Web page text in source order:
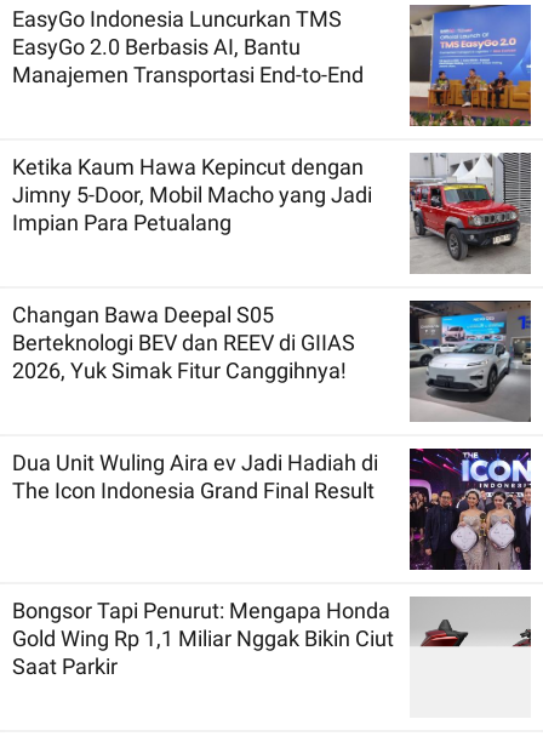
EasyGo Indonesia Luncurkan TMS
EasyGo 2.0 Berbasis AI, Bantu
Manajemen Transportasi End-to-End
Ketika Kaum Hawa Kepincut dengan
Jimny 5-Door, Mobil Macho yang Jadi
Impian Para Petualang
Changan Bawa Deepal S05
Berteknologi BEV dan REEV di GIIAS
2026, Yuk Simak Fitur Canggihnya!
Dua Unit Wuling Aira ev Jadi Hadiah di
The Icon Indonesia Grand Final Result
Bongsor Tapi Penurut: Mengapa Honda
Gold Wing Rp 1,1 Miliar Nggak Bikin Ciut
Saat Parkir